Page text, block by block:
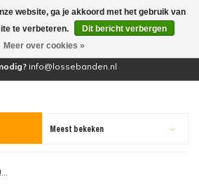
(0)
info@lossebanden.nl
Meest bekeken
website, ga je akkoord met het gebruik van
te verbeteren.
Dit bericht verbergen
Meer over cookies »